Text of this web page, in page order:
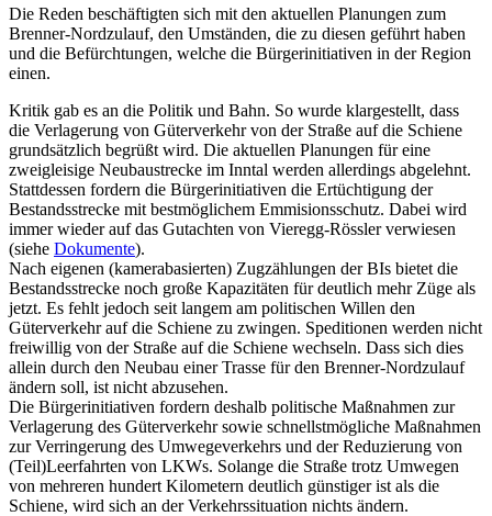
Die Reden beschäftigten sich mit den aktuellen Planungen zum
Brenner-Nordzulauf, den Umständen, die zu diesen geführt haben
und die Befürchtungen, welche die Bürgerinitiativen in der Region
einen.
Kritik gab es an die Politik und Bahn. So wurde klargestellt, dass
die Verlagerung von Güterverkehr von der Straße auf die Schiene
grundsätzlich begrüßt wird. Die aktuellen Planungen für eine
zweigleisige Neubaustrecke im Inntal werden allerdings abgelehnt.
Stattdessen fordern die Bürgerinitiativen die Ertüchtigung der
Bestandsstrecke mit bestmöglichem Emmisionsschutz. Dabei wird
immer wieder auf das Gutachten von Vieregg-Rössler verwiesen
(siehe Dokumente).
Nach eigenen (kamerabasierten) Zugzählungen der BIs bietet die
Bestandsstrecke noch große Kapazitäten für deutlich mehr Züge als
jetzt. Es fehlt jedoch seit langem am politischen Willen den
Güterverkehr auf die Schiene zu zwingen. Speditionen werden nicht
freiwillig von der Straße auf die Schiene wechseln. Dass sich dies
allein durch den Neubau einer Trasse für den Brenner-Nordzulauf
ändern soll, ist nicht abzusehen.
Die Bürgerinitiativen fordern deshalb politische Maßnahmen zur
Verlagerung des Güterverkehr sowie schnellstmögliche Maßnahmen
zur Verringerung des Umwegeverkehrs und der Reduzierung von
(Teil)Leerfahrten von LKWs. Solange die Straße trotz Umwegen
von mehreren hundert Kilometern deutlich günstiger ist als die
Schiene, wird sich an der Verkehrssituation nichts ändern.